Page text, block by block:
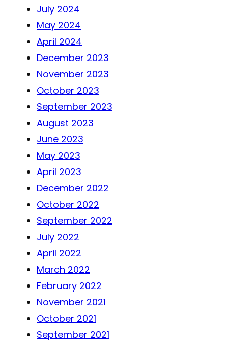
July 2024
May 2024
April 2024
December 2023
November 2023
October 2023
September 2023
August 2023
June 2023
May 2023
April 2023
December 2022
October 2022
September 2022
July 2022
April 2022
March 2022
February 2022
November 2021
October 2021
September 2021